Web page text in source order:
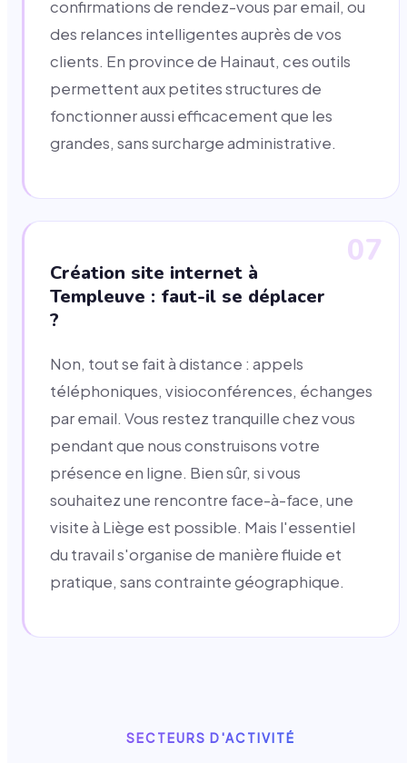
confirmations de rendez-vous par email, ou
des relances intelligentes auprès de vos
clients. En province de Hainaut, ces outils
permettent aux petites structures de
fonctionner aussi efficacement que les
grandes, sans surcharge administrative.
07
Création site internet à
Templeuve : faut-il se déplacer
?
Non, tout se fait à distance : appels
téléphoniques, visioconférences, échanges
par email. Vous restez tranquille chez vous
pendant que nous construisons votre
présence en ligne. Bien sûr, si vous
souhaitez une rencontre face-à-face, une
visite à Liège est possible. Mais l'essentiel
du travail s'organise de manière fluide et
pratique, sans contrainte géographique.
SECTEURS D'ACTIVITÉ